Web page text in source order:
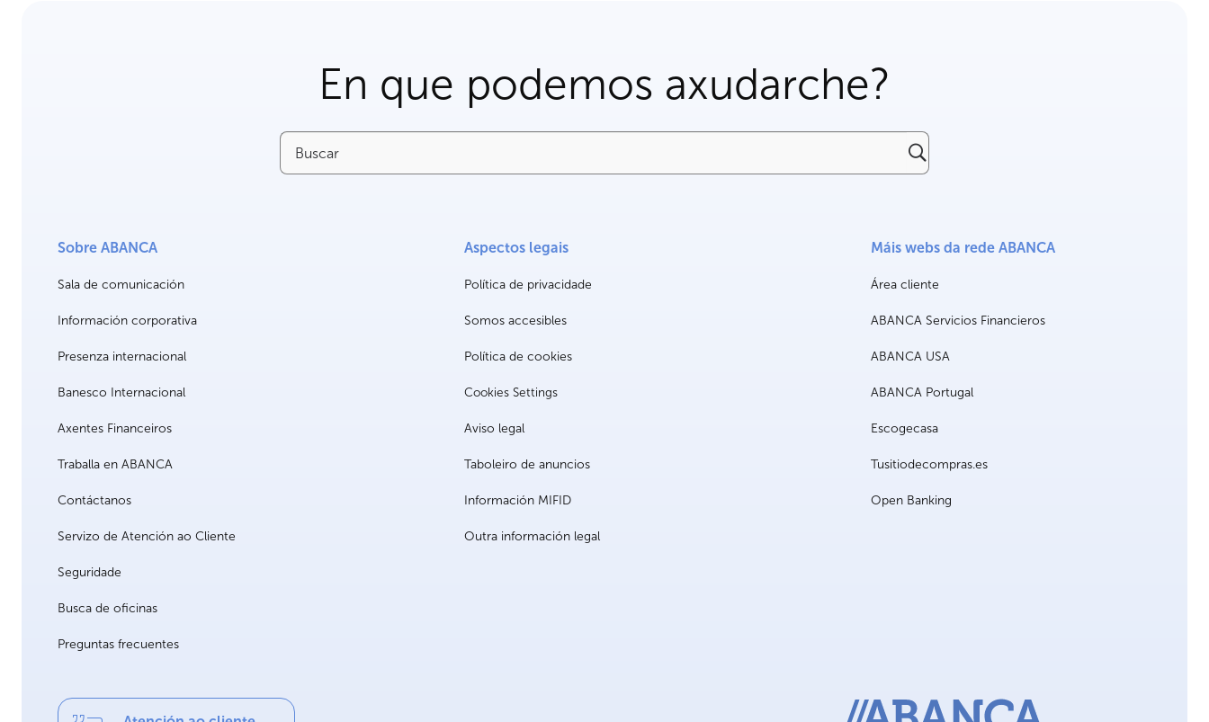
En que podemos axudarche?
Buscar
Sobre ABANCA
Sala de comunicación
Información corporativa
Presenza internacional
Banesco Internacional
Axentes Financeiros
Traballa en ABANCA
Contáctanos
Servizo de Atención ao Cliente
Seguridade
Busca de oficinas
Preguntas frecuentes
Aspectos legais
Política de privacidade
Somos accesibles
Política de cookies
Cookies Settings
Aviso legal
Taboleiro de anuncios
Información MIFID
Outra información legal
Máis webs da rede ABANCA
Área cliente
ABANCA Servicios Financieros
ABANCA USA
ABANCA Portugal
Escogecasa
Tusitiodecompras.es
Open Banking